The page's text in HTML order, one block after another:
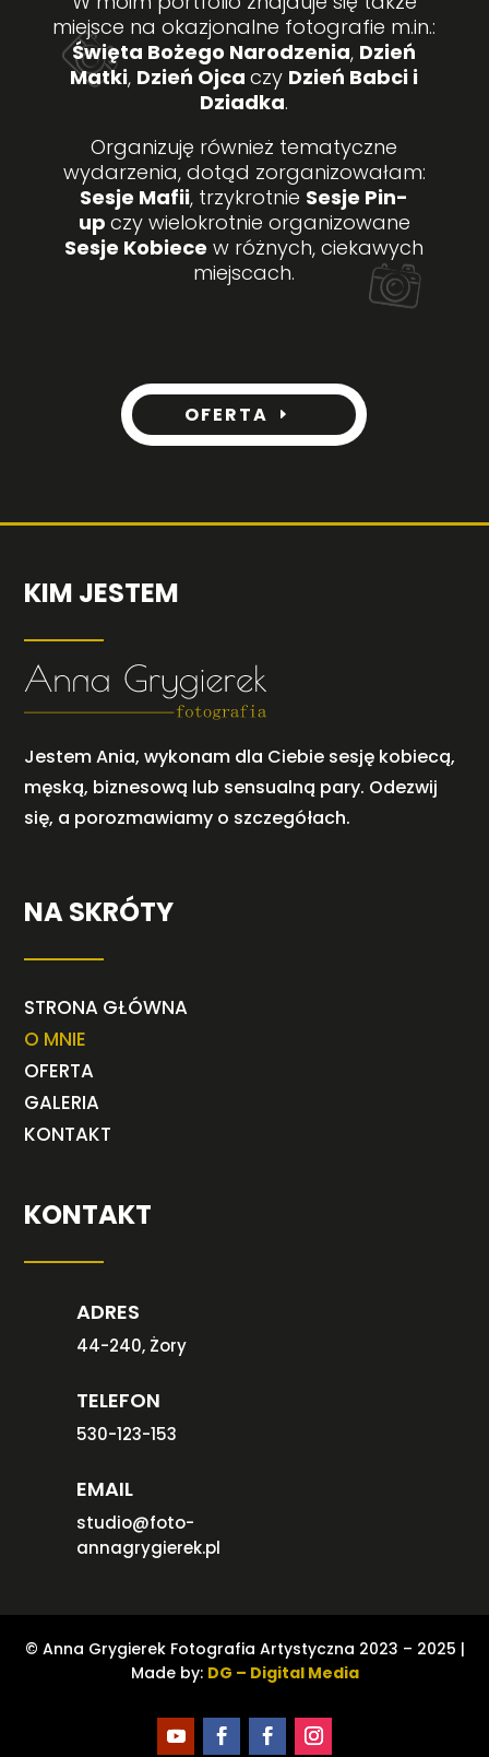
miejsce na okazjonalne fotografie m.in.:
Święta Bożego Narodzenia, Dzień
Matki, Dzień Ojcaczy Dzień Babci i
Dziadka.
Organizuję również tematyczne
wydarzenia, dotąd zorganizowałam:
Sesje Mafii, trzykrotnie Sesje Pin-
up czy wielokrotnie organizowane
Sesje Kobiece w różnych, ciekawych
miejscach.
OFERTA
KIM JESTEM
Jestem Ania, wykonam dla Ciebie sesję kobiecą,
męską, biznesową lub sensualną pary. Odezwij
się, a porozmawiamy o szczegółach.
NA SKRÓTY
STRONA GŁÓWNA
O MNIE
OFERTA
GALERIA
KONTAKT
KONTAKT
ADRES
44-240, Żory
TELEFON
530-123-153
EMAIL
studio@foto-
annagrygierek.pl
© Anna Grygierek Fotografia Artystyczna 2023 – 2025 |
Made by: DG – Digital Media